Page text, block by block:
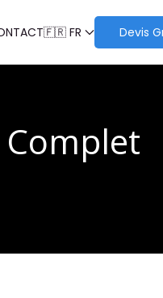
🇫🇷 FR Devis